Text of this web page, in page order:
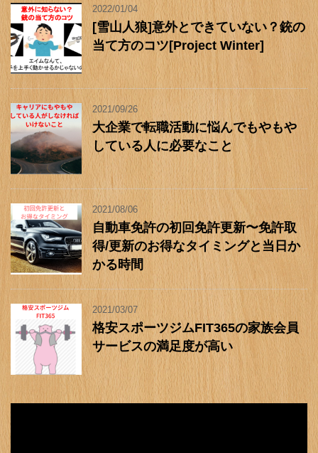
2022/01/04
[雪山人狼]意外とできていない？銃の
当て方のコツ[Project Winter]
2021/09/26
大企業で転職活動に悩んでもやもや
している人に必要なこと
2021/08/06
自動車免許の初回免許更新〜免許取
得/更新のお得なタイミングと当日か
かる時間
2021/03/07
格安スポーツジムFIT365の家族会員
サービスの満足度が高い